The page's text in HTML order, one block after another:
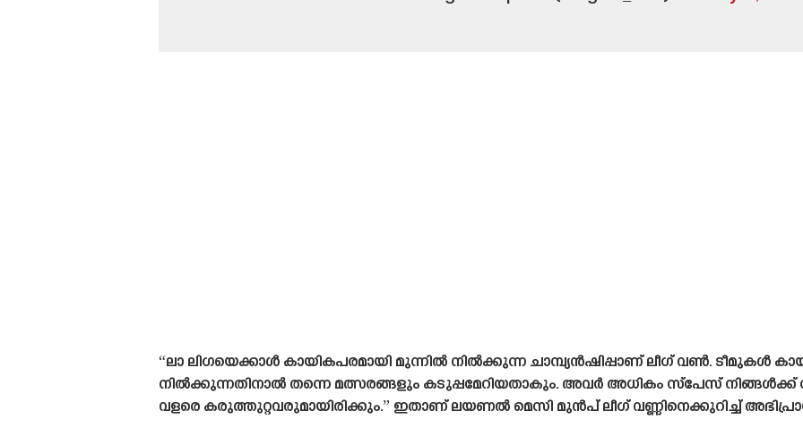
“ലാ ലിഗയെക്കാൾ കായികപരമായി മുന്നിൽ നിൽക്കുന്ന ചാമ്പ്യൻഷിപ്പാണ് ലീഗ് വൺ. ടീമുകൾ
നിൽക്കുന്നതിനാൽ തന്നെ മത്സരങ്ങളും കടുപ്പമേറിയതാകും. അവർ അധികം സ്‌പേസ് നിങ്ങൾക്ക്
വളരെ കരുത്തുറ്റവരുമായിരിക്കും.” ഇതാണ് ലയണൽ മെസി മുൻപ് ലീഗ് വണ്ണിനെക്കുറിച്ച്